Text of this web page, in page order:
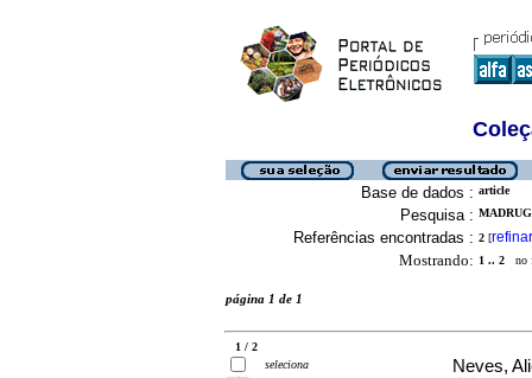
Base de dados : article
Pesquisa :
Referências encontradas : 2 [refinar
Mostrando: 1 .. 2 no
página 1 de 1
1 / 2
seleciona
Neves,